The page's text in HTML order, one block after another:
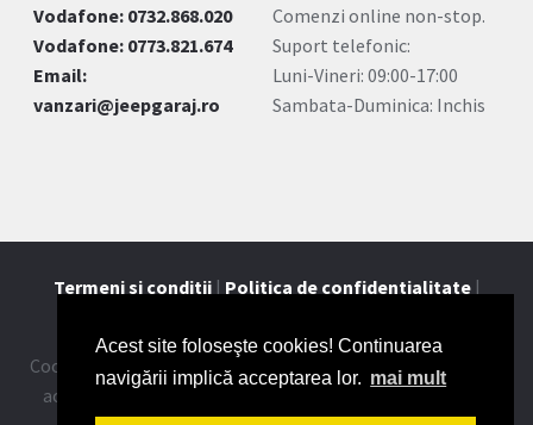
Acest site foloseşte cookies! Continuarea
navigării implică acceptarea lor. mai mult
Vodafone: 0732.868.020
Vodafone: 0773.821.674
Email:
vanzari@jeepgaraj.ro
Comenzi online non-stop.
Suport telefonic:
Luni-Vineri: 09:00-17:00
Sambata-Duminica: Inchis
Termeni si conditii| Politica de confidentialitate|
Cookie-urile ne ajuta sa oferim serviciile noastre. Utilizand
aceste servicii, acceptati modul in care utilizam cookie-